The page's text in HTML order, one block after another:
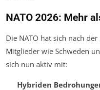
NATO 2026: Mehr
Die NATO hat sich nach
Mitglieder wie Schweden
sich nun aktiv mit:
Hybriden